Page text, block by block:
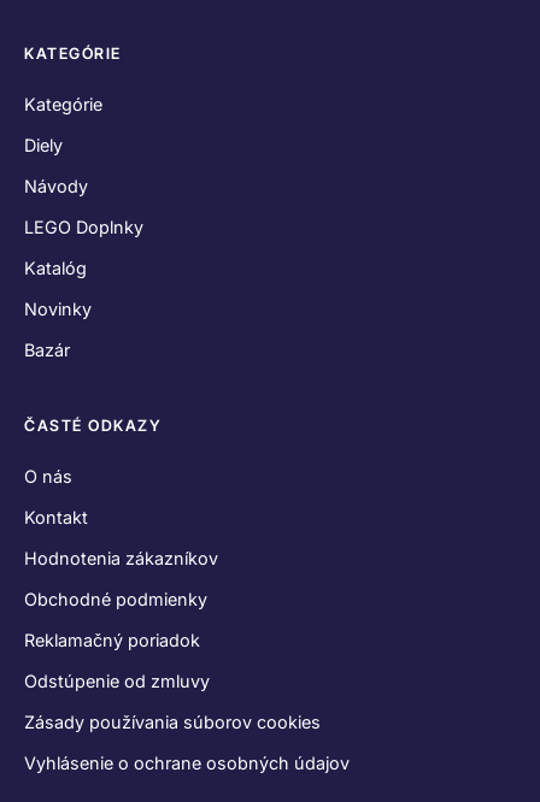
KATEGÓRIE
Kategórie
Diely
Návody
LEGO Doplnky
Katalóg
Novinky
Bazár
ČASTÉ ODKAZY
O nás
Kontakt
Hodnotenia zákazníkov
Obchodné podmienky
Reklamačný poriadok
Odstúpenie od zmluvy
Zásady používania súborov cookies
Vyhlásenie o ochrane osobných údajov